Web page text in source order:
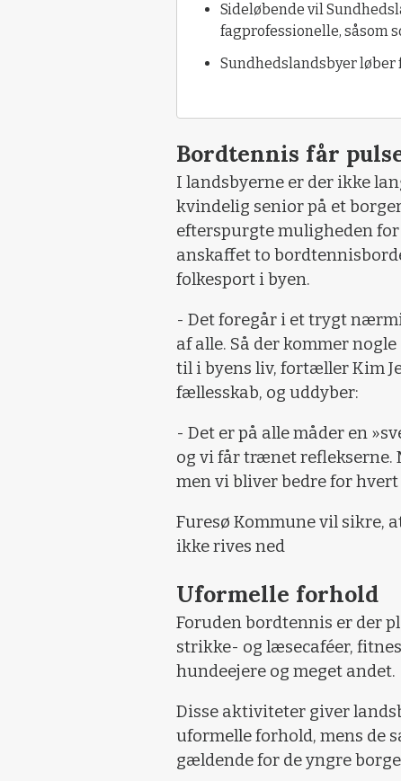
Sideløbende vil
fagprofessionelle, såsom
Sundhedslandsbyer løber
Bordtennis får
I landsbyerne er der ikke
kvindelig senior på et
efterspurgte muligheden
anskaffet to
folkesport i byen.
- Det foregår i et trygt
af alle. Så der kommer
til i byens liv, fortæller Kim
fællesskab, og uddyber:
- Det er på alle måder en
og vi får trænet reflekserne.
men vi bliver bedre for
Furesø Kommune vil sikre,
ikke rives ned
Uformelle forhold
Foruden bordtennis er der
strikke- og læsecaféer,
hundeejere og meget andet.
Disse aktiviteter giver
uformelle forhold, mens de
gældende for de yngre